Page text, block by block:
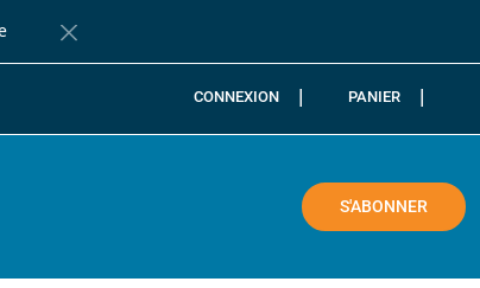
Fermer la barre de notification
CONNEXION PANIER
S'ABONNER